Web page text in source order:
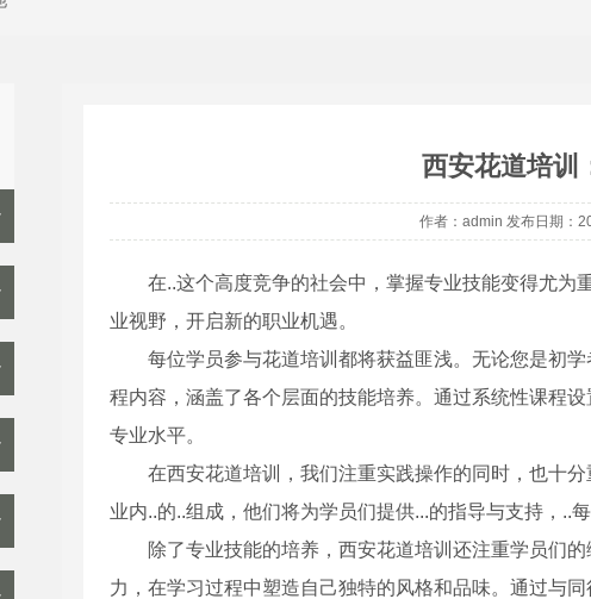
西安花道培训
作者：admin 发布日期：
在..这个高度竞争的社会中，掌握专业技能变得尤为
业视野，开启新的职业机遇。
每位学员参与花道培训都将获益匪浅。无论您是初
程内容，涵盖了各个层面的技能培养。通过系统性课程
专业水平。
在西安花道培训，我们注重实践操作的同时，也十
业内..的..组成，他们将为学员们提供...的指导与支持，..
除了专业技能的培养，西安花道培训还注重学员们
力，在学习过程中塑造自己独特的风格和品味。通过与